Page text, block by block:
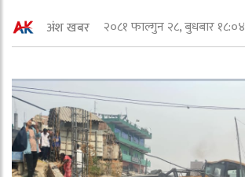
अंश खबर २०८१ फाल्गुन २८, बुधबार १८:०४